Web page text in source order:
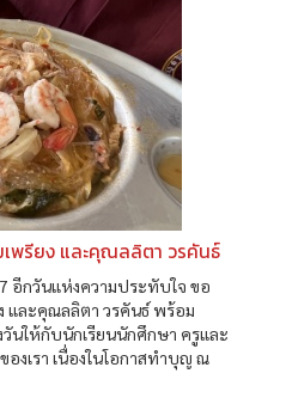
รียง และคุณลลิตา วรคันธ์
อีกวันแห่งความประทับใจ ขอ
ละคุณลลิตา วรคันธ์ พร้อม
นให้กับนักเรียนนักศึกษา ครูและ
งเรา เนื่องในโอกาสทำบุญ ณ